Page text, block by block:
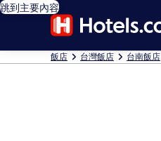
跳到主要內容
飯店 台灣飯店 台南飯店